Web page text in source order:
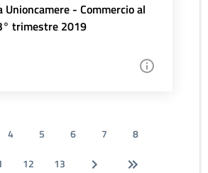
Unioncamere - Commercio al
trimestre 2019
4 5 6 7
8
12 13